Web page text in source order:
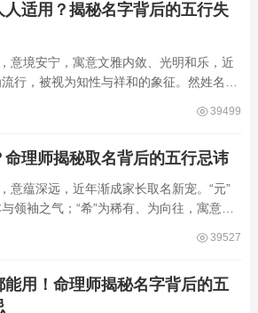
人适用？揭秘名字背后的五行失
意境安宁，寓意文雅内敛、光明和乐，近
行，被视为知性与祥和的象征。然姓名命
受制之弊，若不顾八字强弱，盲目套用，
39499
命理师揭秘取名背后的五行忌讳
意蕴深远，近年渐成家长取名新宠。“元”
领袖之气；“希”为稀有、为向往，寓意卓
为命理气场之枢纽。一字之选，关乎运途
39527
能用！命理师揭秘名字背后的五